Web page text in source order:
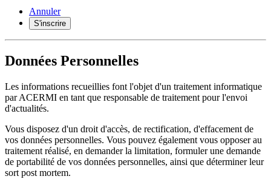
Annuler
Données Personnelles
Les informations recueillies font l'objet d'un traitement informatique
par ACERMI en tant que responsable de traitement pour l'envoi
d'actualités.
Vous disposez d'un droit d'accès, de rectification, d'effacement de
vos données personnelles. Vous pouvez également vous opposer au
traitement réalisé, en demander la limitation, formuler une demande
de portabilité de vos données personnelles, ainsi que déterminer leur
sort post mortem.